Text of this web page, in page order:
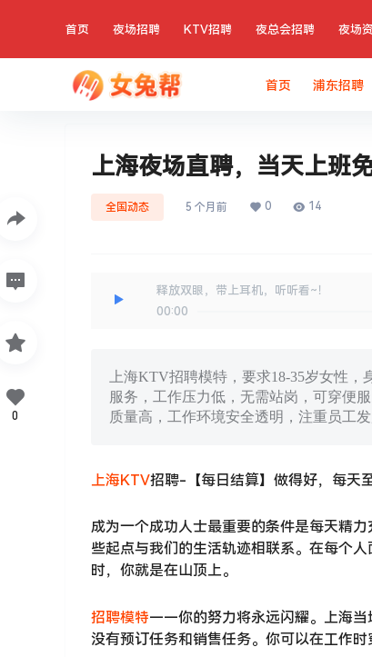
首页 夜场招聘 KTV招聘 夜总会招聘 夜场
首页 浦东招聘
上海夜场直聘，当天上班
全国动态 5 个月前 0 14
释放双眼，带上耳机，听听看~！
00:00
上海KTV招聘模特，要求18-35岁女性
服务，工作压力低，无需站岗，可穿便
质量高，工作环境安全透明，注重员工发
上海KTV招聘-【每日结算】做得好，每天
成为一个成功人士最重要的条件是每天精
些起点与我们的生活轨迹相联系。在每个
时，你就是在山顶上。
招聘模特——你的努力将永远闪耀。上海当
没有预订任务和销售任务。你可以在工作
0